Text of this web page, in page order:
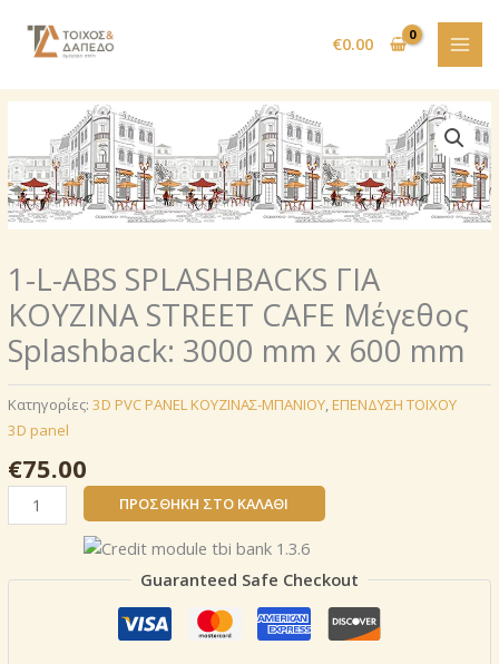
περιεχόμενο
€0.00
1-L-ABS SPLASHBACKS ΓΙΑ
ΚΟΥΖΙΝΑ STREET CAFE Μέγεθος
Splashback: 3000 mm х 600 mm
Κατηγορίες: 3D PVC PANEL ΚΟΥΖΙΝΑΣ-ΜΠΑΝΙΟΥ, ΕΠΕΝΔΥΣΗ ΤΟΙΧΟΥ
3D panel
€75.00
L-
SPLASHBACKS
ΠΡΟΣΘΉΚΗ ΣΤΟ ΚΑΛΆΘΙ
Guaranteed Safe Checkout